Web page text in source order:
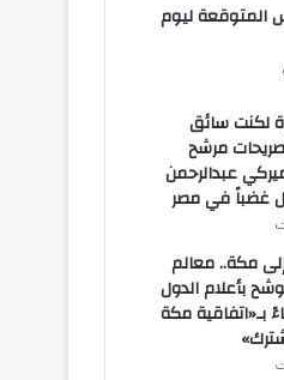
المتوقعة ليوم
لكنت سائق
مرشح
عبدالرحمن
غضباً في مصر
مكة.. معالم
بأعلام الدول
بـ«اتفاقية مكة